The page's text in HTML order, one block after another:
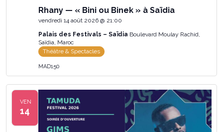
Rhany — « Bini ou Binek » à Saïdia
vendredi 14 août 2026 @ 21:00
Palais des Festivals – Saïdia Boulevard Moulay Rachid,
Saïdia, Maroc
Théâtre & Spectacles
MAD150
VEN
14